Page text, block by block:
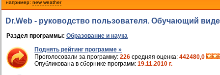
например: new weather
Dr.Web - руководство пользователя. Обучающий
Раздел программы: Образование и наука
Поднять рейтинг программе »
Проголосовали за программу: 226 средняя оценка: 442480,0
Опубликована в сборнике программ: 19.11.2010 г.